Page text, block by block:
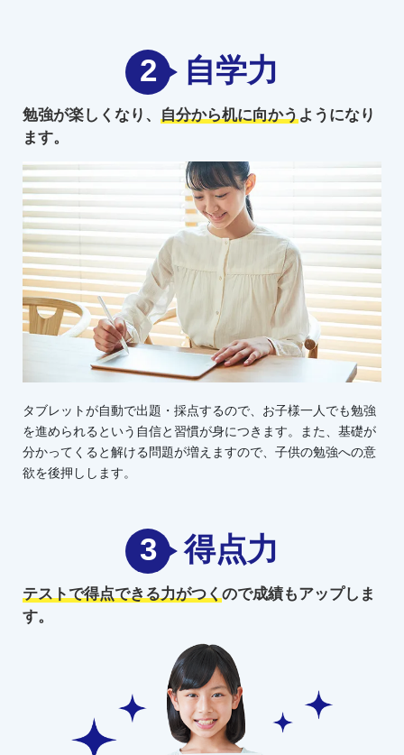
2 自学力
勉強が楽しくなり、 自分から机に向かうようになり
ます。
タブレットが自動で出題・採点するので、お子様一人でも勉強
を進められるという自信と習慣が身につきます。また、基礎が
分かってくると解ける問題が増えますので、子供の勉強への意
欲を後押しします。
3 得点力
テストで得点できる力がつくので成績もアップしま
す。